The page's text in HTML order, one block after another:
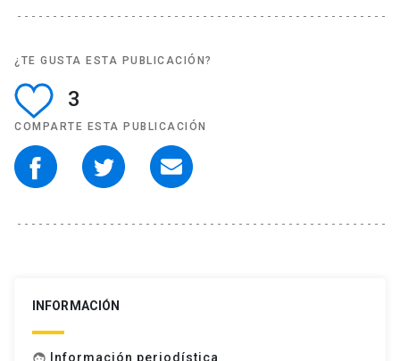
¿TE GUSTA ESTA PUBLICACIÓN?
3
COMPARTE ESTA PUBLICACIÓN
INFORMACIÓN
Información periodística